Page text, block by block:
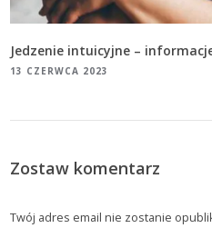
Jedzenie intuicyjne –
13 CZERWCA 2023
Zostaw komentarz
Twój adres email nie zostanie